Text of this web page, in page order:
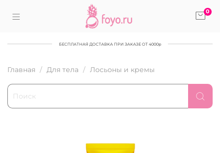
0
БЕСПЛАТНАЯ ДОСТАВКА ПРИ ЗАКАЗЕ ОТ 4000р
Главная Для тела Лосьоны и кремы